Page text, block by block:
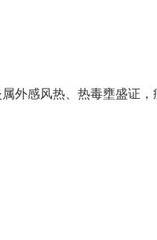
外感风热、热毒壅盛证